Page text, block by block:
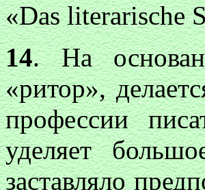
«Das literarische
14. На
«ритор»,
профессии
уделяет
заставляло